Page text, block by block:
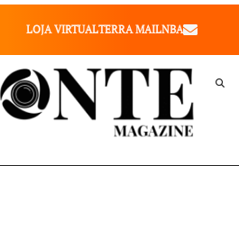
LOJA VIRTUALTERRA MAILNBA